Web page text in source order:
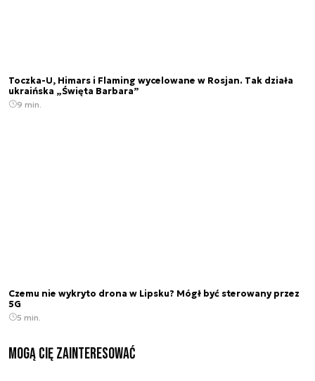
Toczka-U, Himars i Flaming wycelowane w Rosjan. Tak działa
ukraińska „Święta Barbara”
9 min.
Czemu nie wykryto drona w Lipsku? Mógł być sterowany przez
5G
5 min.
Mogą Cię zainteresować